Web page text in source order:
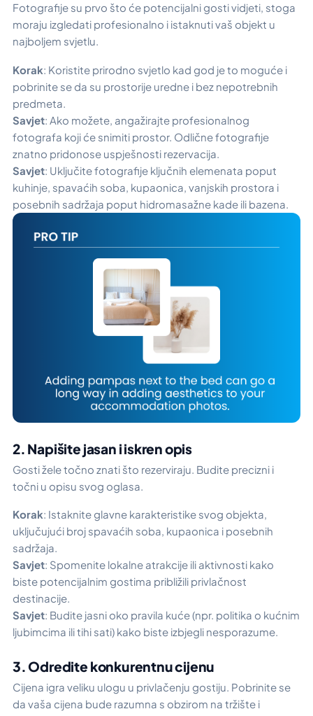
Fotografije su prvo što će potencijalni gosti vidjeti, stoga
moraju izgledati profesionalno i istaknuti vaš objekt u
najboljem svjetlu.
Korak: Koristite prirodno svjetlo kad god je to moguće i
pobrinite se da su prostorije uredne i bez nepotrebnih
predmeta.
Savjet: Ako možete, angažirajte profesionalnog
fotografa koji će snimiti prostor. Odlične fotografije
znatno pridonose uspješnosti rezervacija.
Savjet: Uključite fotografije ključnih elemenata poput
kuhinje, spavaćih soba, kupaonica, vanjskih prostora i
posebnih sadržaja poput hidromasažne kade ili bazena.
2. Napišite jasan i iskren opis
Gosti žele točno znati što rezerviraju. Budite precizni i
točni u opisu svog oglasa.
Korak: Istaknite glavne karakteristike svog objekta,
uključujući broj spavaćih soba, kupaonica i posebnih
sadržaja.
Savjet: Spomenite lokalne atrakcije ili aktivnosti kako
biste potencijalnim gostima približili privlačnost
destinacije.
Savjet: Budite jasni oko pravila kuće (npr. politika o kućnim
ljubimcima ili tihi sati) kako biste izbjegli nesporazume.
3. Odredite konkurentnu cijenu
Cijena igra veliku ulogu u privlačenju gostiju. Pobrinite se
da vaša cijena bude razumna s obzirom na tržište i